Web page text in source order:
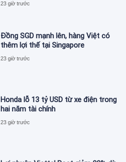
23 giờ trước
Đồng SGD mạnh lên, hàng Việt có
thêm lợi thế tại Singapore
23 giờ trước
Honda lỗ 13 tỷ USD từ xe điện trong
hai năm tài chính
23 giờ trước